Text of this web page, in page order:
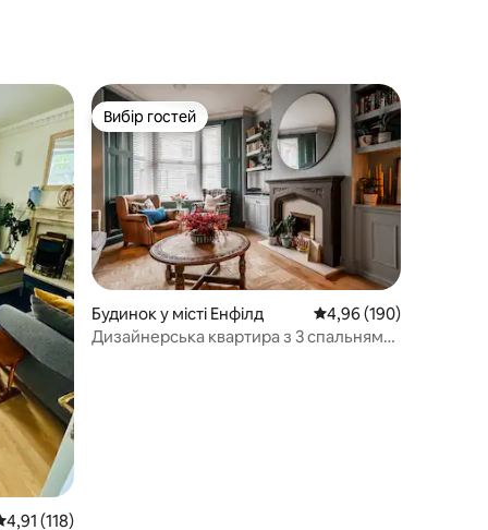
оцінка: 4,91 з 5, відгуки: 118
4,91 (118)
Вибір гостей
Вибір гостей
Будинок у місті Енфілд Середня оцінка: 4,96
4,96 (190)
Дизайнерська квартира з 3 спальнями,